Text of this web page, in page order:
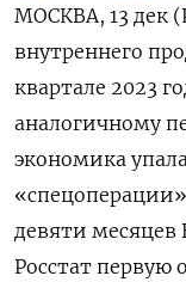
МОСКВА, 13 дек
внутреннего
квартале 2023
аналогичному
экономика
девяти месяцев
Росстат первую